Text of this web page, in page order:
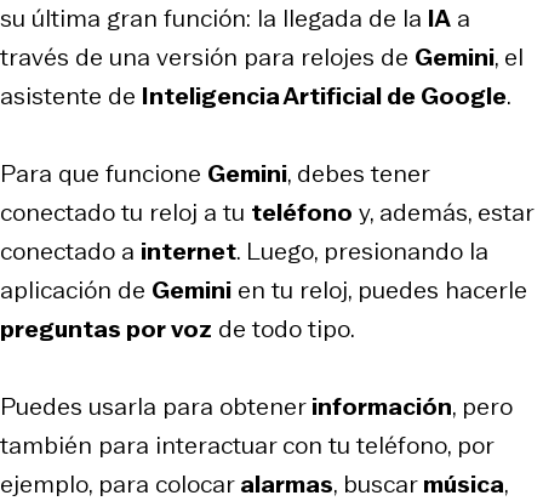
su última gran función: la llegada de la IA a
través de una versión para relojes de Gemini, el
asistente de Inteligencia Artificial de Google.
Para que funcione Gemini, debes tener
conectado tu reloj a tu teléfono y, además, estar
conectado a internet. Luego, presionando la
aplicación de Gemini en tu reloj, puedes hacerle
preguntas por voz de todo tipo.
Puedes usarla para obtenerinformación, pero
también para interactuar con tu teléfono, por
ejemplo, para colocaralarmas, buscarmúsica,